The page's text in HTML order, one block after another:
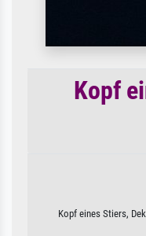
Kopf
Kopf eines Stiers,